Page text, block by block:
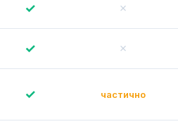
✓ ✗
✓ ✗
✓ частично